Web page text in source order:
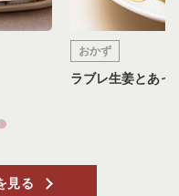
おかず
すぐき入り鶏のか
見る